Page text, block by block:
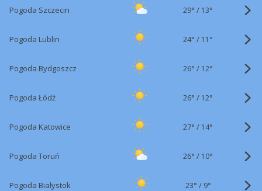
Pogoda Szczecin 29° / 13°
Pogoda Lublin 24° / 11°
Pogoda Bydgoszcz 26° / 12°
Pogoda Łódź 26° / 12°
Pogoda Katowice 27° / 14°
Pogoda Toruń 26° / 10°
Pogoda Białystok 23° / 9°